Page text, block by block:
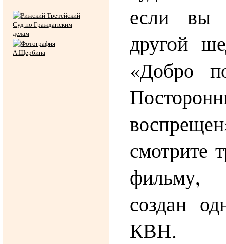
если вы
другой
«Добро
смотрите
фильму,
создан
КВН.